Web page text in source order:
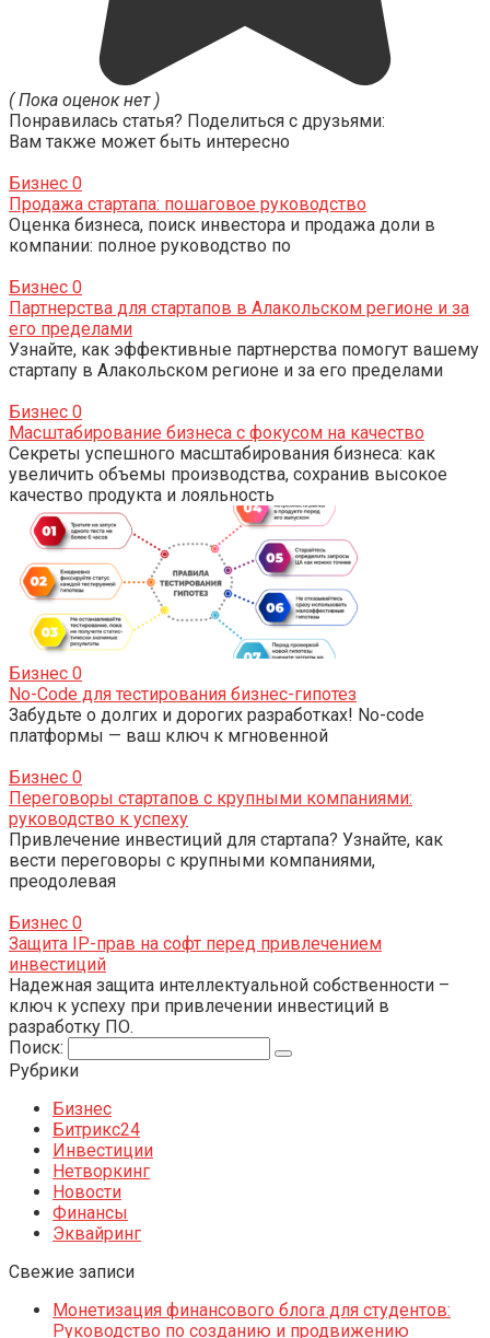
( Пока оценок нет )
Понравилась статья? Поделиться с друзьями:
Вам также может быть интересно
Бизнес 0
Продажа стартапа: пошаговое руководство
Оценка бизнеса, поиск инвестора и продажа доли в
компании: полное руководство по
Бизнес 0
Партнерства для стартапов в Алакольском регионе и за
его пределами
Узнайте, как эффективные партнерства помогут вашему
стартапу в Алакольском регионе и за его пределами
Бизнес 0
Масштабирование бизнеса с фокусом на качество
Секреты успешного масштабирования бизнеса: как
увеличить объемы производства, сохранив высокое
качество продукта и лояльность
Бизнес 0
No-Code для тестирования бизнес-гипотез
Забудьте о долгих и дорогих разработках! No-code
платформы — ваш ключ к мгновенной
Бизнес 0
Переговоры стартапов с крупными компаниями:
руководство к успеху
Привлечение инвестиций для стартапа? Узнайте, как
вести переговоры с крупными компаниями,
преодолевая
Бизнес 0
Защита IP-прав на софт перед привлечением
инвестиций
Надежная защита интеллектуальной собственности –
ключ к успеху при привлечении инвестиций в
разработку ПО.
Поиск:
Рубрики
Бизнес
Битрикс24
Инвестиции
Нетворкинг
Новости
Финансы
Эквайринг
Свежие записи
Монетизация финансового блога для студентов:
Руководство по созданию и продвижению